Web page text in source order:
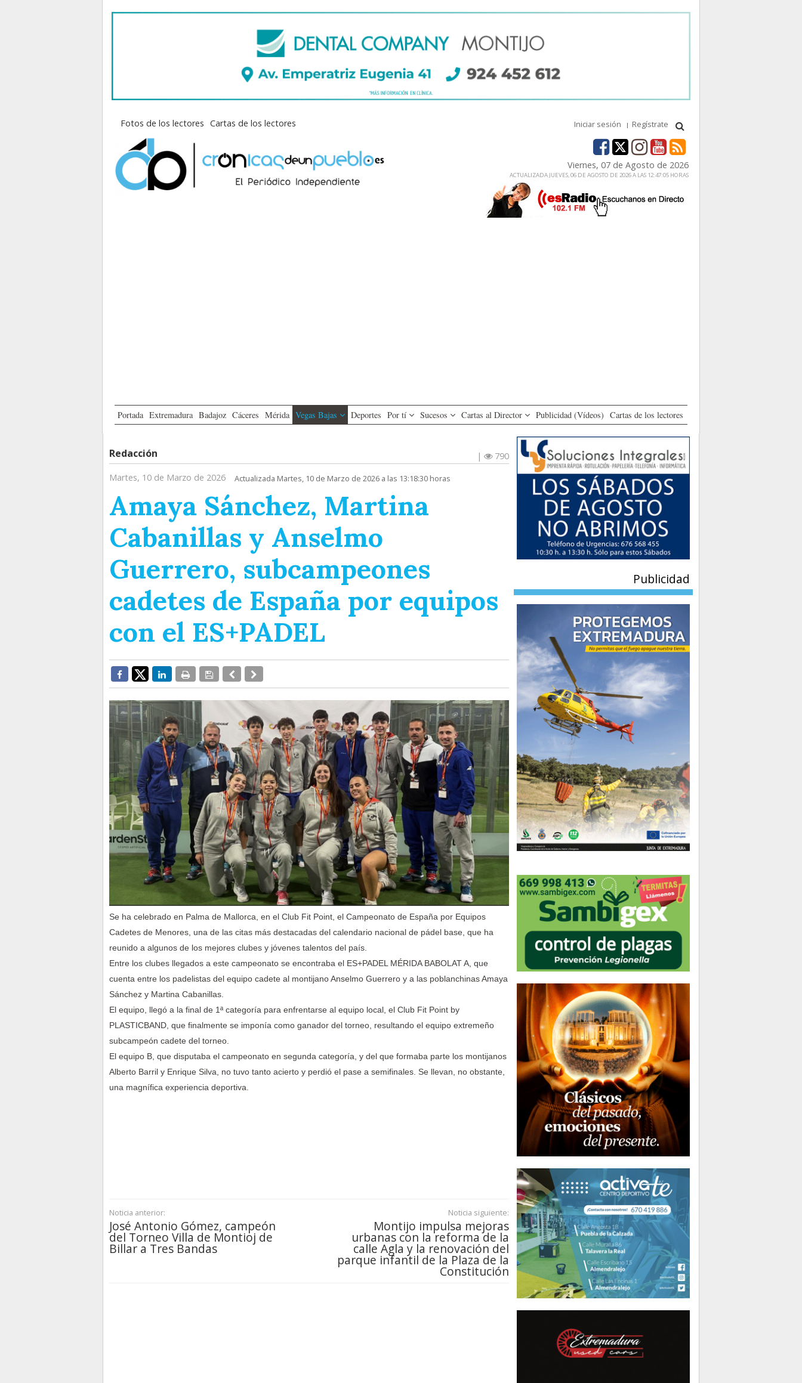
Fotos de los lectores Cartas de los lectores Iniciar sesión Regístrate
Viernes, 07 de Agosto de 2026
ACTUALIZADA JUEVES, 06 DE AGOSTO DE 2026 A LAS 12:47:05 HORAS
Portada Extremadura Badajoz Cáceres Mérida Vegas Bajas Deportes Por tí Sucesos Cartas al Director Publicidad (Vídeos) Cartas de los lectores
Redacción |
790
Martes, 10 de Marzo de 2026
Actualizada Martes, 10 de Marzo de 2026 a las 13:18:30 horas
Amaya Sánchez, Martina
Cabanillas y Anselmo
Guerrero, subcampeones
cadetes de España por equipos
con el ES+PADEL
Se ha celebrado en Palma de Mallorca, en el Club Fit Point, el Campeonato de España por Equipos
Cadetes de Menores, una de las citas más destacadas del calendario nacional de pádel base, que ha
reunido a algunos de los mejores clubes y jóvenes talentos del país.
Entre los clubes llegados a este campeonato se encontraba el ES+PADEL MÉRIDA BABOLAT A, que
cuenta entre los padelistas del equipo cadete al montijano Anselmo Guerrero y a las poblanchinas Amaya
Sánchez y Martina Cabanillas.
El equipo, llegó a la final de 1ª categoría para enfrentarse al equipo local, el Club Fit Point by
PLASTICBAND, que finalmente se imponía como ganador del torneo, resultando el equipo extremeño
subcampeón cadete del torneo.
El equipo B, que disputaba el campeonato en segunda categoría, y del que formaba parte los montijanos
Alberto Barril y Enrique Silva, no tuvo tanto acierto y perdió el pase a semifinales. Se llevan, no obstante,
una magnífica experiencia deportiva.
Noticia anterior:
José Antonio Gómez, campeón
del Torneo Villa de Montioj de
Billar a Tres Bandas
Noticia siguiente:
Montijo impulsa mejoras
urbanas con la reforma de la
calle Agla y la renovación del
parque infantil de la Plaza de la
Constitución
Publicidad